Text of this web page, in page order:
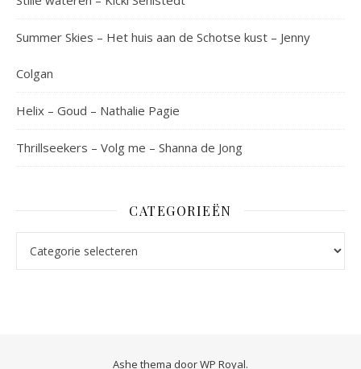
Summer Skies – Het huis aan de Schotse kust – Jenny
Colgan
Helix – Goud – Nathalie Pagie
Thrillseekers – Volg me – Shanna de Jong
CATEGORIEËN
Ashe thema doorWP Royal.